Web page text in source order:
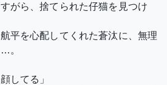
がら、捨てられた仔猫を見つけ
平を心配してくれた蒼汰に、無理
。
してる」